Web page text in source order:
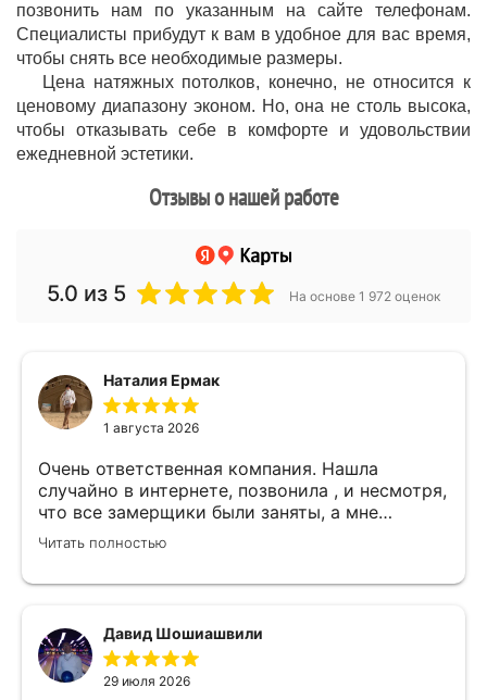
позвонить нам по указанным на сайте телефонам.
Специалисты прибудут к вам в удобное для вас время,
чтобы снять все необходимые размеры.
Цена натяжных потолков, конечно, не относится к
ценовому диапазону эконом. Но, она не столь высока,
чтобы отказывать себе в комфорте и удовольствии
ежедневной эстетики.
Отзывы о нашей работе
5.0 из 5 На основе 1 972 оценок
Наталия Ермак
1 августа 2026
Очень ответственная компания. Нашла
случайно в интернете, позвонила , и несмотря,
что все замерщики были заняты, а мне
улетать, очень оперативно помогли. Был
замерщик Денис, потрясающий парень, все
Читать полностью
Давид Шошиашвили
29 июля 2026